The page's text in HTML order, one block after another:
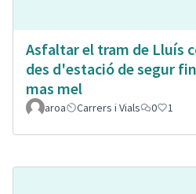
Asfaltar el tram de Lluís
des d'estació de segur
mas mel
aroa Carrers i Vials 0 1